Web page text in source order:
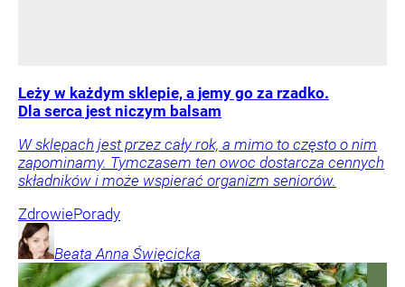
Leży w każdym sklepie, a jemy go za rzadko.
Dla serca jest niczym balsam
W sklepach jest przez cały rok, a mimo to często o nim
zapominamy. Tymczasem ten owoc dostarcza cennych
składników i może wspierać organizm seniorów.
ZdrowiePorady
Beata Anna Święcicka